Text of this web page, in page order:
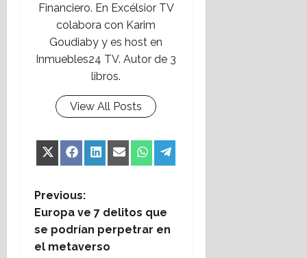
Financiero. En Excélsior TV
colabora con Karim
Goudiaby y es host en
Inmuebles24 TV. Autor de 3
libros.
View All Posts
Share
X
Share
Facebook
Share
LinkedIn
Share
EmailShare
WhatsApp
Share
Telegram
P
o
Previous:
Europa ve 7 delitos que
se podrían perpetrar en
el metaverso